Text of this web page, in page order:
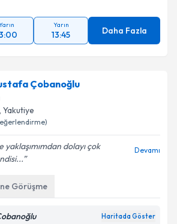
Yarın
13:45 Daha Fazla
Çobanoğlu
, Yakutiye
dolayı çok
Devamı
Görüşme
Haritada Göster